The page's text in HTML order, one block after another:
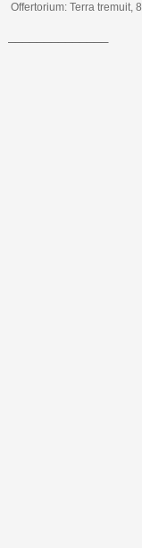
Offertorium: Terra tremuit,